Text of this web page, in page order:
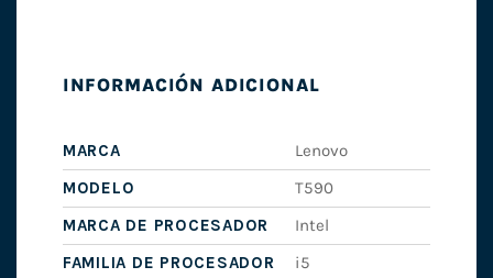
INFORMACIÓN ADICIONAL
MARCA
Lenovo
MODELO
T590
MARCA DE PROCESADOR
Intel
FAMILIA DE PROCESADOR
i5